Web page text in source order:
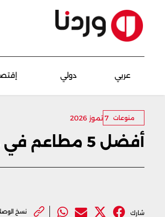
عربي دولي
منوعات 7 تموز 2026
أفضل 5 مطاعم في جبيل
شارك نسخ